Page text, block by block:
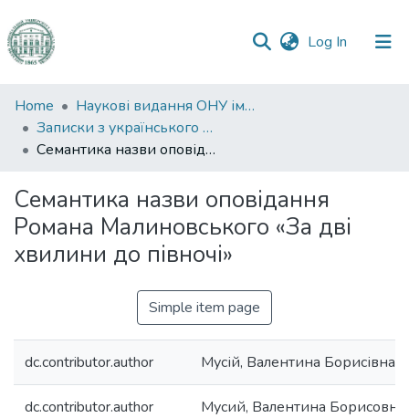
Log In (current)
Communities
&
Collections
Statistics
Home
Наукові видання ОНУ імені І. І. Мечникова
Записки з українського мовознавства
Семантика назви оповідання Романа Малиновського «За дві хвилини до півночі»
Семантика назви оповідання
Романа Малиновського «За дві
хвилини до півночі»
Simple item page
dc.contributor.author Мусій, Валентина Борисівна
dc.contributor.author Мусий, Валентина Борисовна